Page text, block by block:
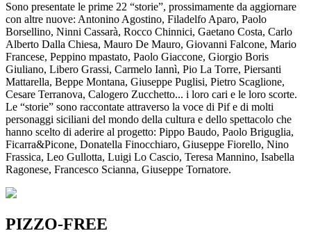
Sono presentate le prime 22 “storie”, prossimamente da aggiornare
con altre nuove: Antonino Agostino, Filadelfo Aparo, Paolo
Borsellino, Ninni Cassarà, Rocco Chinnici, Gaetano Costa, Carlo
Alberto Dalla Chiesa, Mauro De Mauro, Giovanni Falcone, Mario
Francese, Peppino mpastato, Paolo Giaccone, Giorgio Boris
Giuliano, Libero Grassi, Carmelo Iannì, Pio La Torre, Piersanti
Mattarella, Beppe Montana, Giuseppe Puglisi, Pietro Scaglione,
Cesare Terranova, Calogero Zucchetto... i loro cari e le loro scorte.
Le “storie” sono raccontate attraverso la voce di Pif e di molti
personaggi siciliani del mondo della cultura e dello spettacolo che
hanno scelto di aderire al progetto: Pippo Baudo, Paolo Briguglia,
Ficarra&Picone, Donatella Finocchiaro, Giuseppe Fiorello, Nino
Frassica, Leo Gullotta, Luigi Lo Cascio, Teresa Mannino, Isabella
Ragonese, Francesco Scianna, Giuseppe Tornatore.
PIZZO-FREE